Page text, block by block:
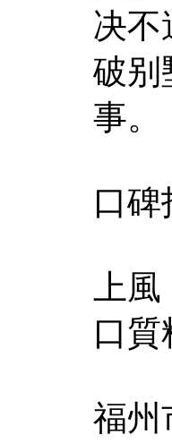
决不
破别
事。
口
上風
口
福州